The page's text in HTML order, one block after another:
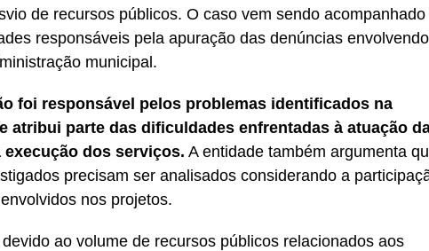
de recursos públicos. O caso vem sendo acompanhado
responsáveis pela apuração das denúncias envolvendo
municipal.
foi responsável pelos problemas identificados na
atribui parte das dificuldades enfrentadas à atuação
dos serviços. A entidade também argumenta
precisam ser analisados considerando a
nos projetos.
ao volume de recursos públicos relacionados aos